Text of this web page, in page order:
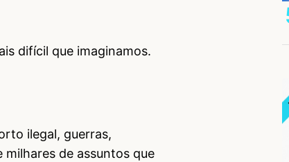
difícil que imaginamos.
ilegal, guerras,
de assuntos que